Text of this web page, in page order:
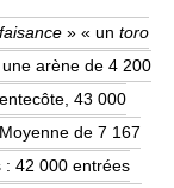
» « un toro
arène de 4 200
43 000
de 7 167
: 42 000 entrées